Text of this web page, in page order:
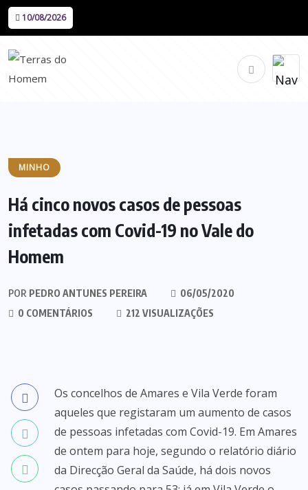
10/08/2026
MINHO
Há cinco novos casos de pessoas
infetadas com Covid-19 no Vale do
Homem
POR PEDRO ANTUNES PEREIRA
06/05/2020
0 COMENTÁRIOS
212 VISUALIZAÇÕES
Os concelhos de Amares e Vila Verde foram
aqueles que registaram um aumento de casos
de pessoas infetadas com Covid-19. Em Amares
de ontem para hoje, segundo o relatório diário
da Direcção Geral da Saúde, há dois novos